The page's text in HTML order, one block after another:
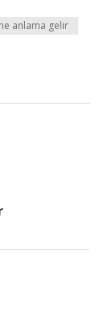
anlama gelir